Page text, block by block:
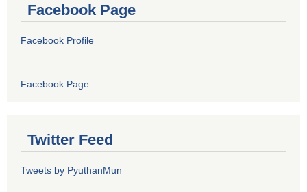
Facebook Page
Facebook Profile
Facebook Page
Twitter Feed
Tweets by PyuthanMun